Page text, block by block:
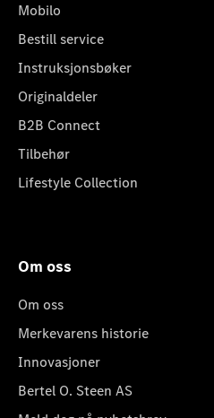
Mobilo
Bestill service
Instruksjonsbøker
Originaldeler
B2B Connect
Tilbehør
Lifestyle Collection
Om oss
Om oss
Merkevarens historie
Innovasjoner
Bertel O. Steen AS